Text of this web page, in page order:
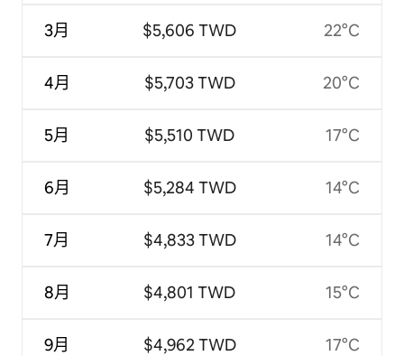
3月
4月
5月
6月
7月
8月
9月
$5,606 TWD
$5,703 TWD
$5,510 TWD
$5,284 TWD
$4,833 TWD
$4,801 TWD
$4,962 TWD
22°C
20°C
17°C
14°C
14°C
15°C
17°C